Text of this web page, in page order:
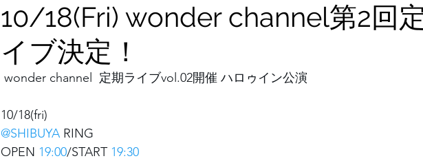
10/18(Fri) wonder channel第2回
イブ決定！
wonder channel  定期ライブvol.02開催 ハロゥイン公演
10/18(fri)
@SHIBUYA RING
OPEN 19:00/START 19:30